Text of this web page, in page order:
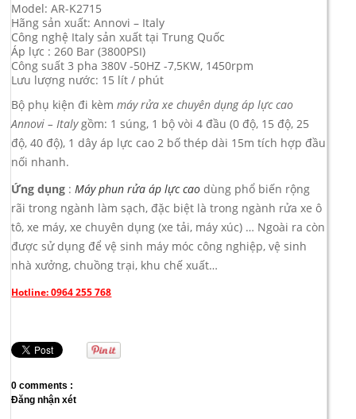
Model: AR-K2715
Hãng sản xuất: Annovi – Italy
Công nghệ Italy sản xuất tại Trung Quốc
Áp lực : 260 Bar (3800PSI)
Công suất 3 pha 380V -50HZ -7,5KW, 1450rpm
Lưu lượng nước: 15 lít / phút
Bộ phụ kiện đi kèm máy rửa xe chuyên dụng áp lực cao
Annovi – Italygồm: 1 súng, 1 bộ vòi 4 đầu (0 độ, 15 độ, 25
độ, 40 độ), 1 dây áp lực cao 2 bố thép dài 15m tích hợp đầu
nối nhanh.
Ứng dụng :Máy phun rửa áp lực cao dùng phổ biến rộng
rãi trong ngành làm sạch, đặc biệt là trong ngành rửa xe ô
tô, xe máy, xe chuyên dụng (xe tải, máy xúc) … Ngoài ra còn
được sử dụng để vệ sinh máy móc công nghiệp, vệ sinh
nhà xưởng, chuồng trại, khu chế xuất…
Hotline: 0964 255 768
0 comments :
Đăng nhận xét